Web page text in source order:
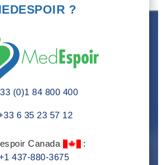
?
(0)1 84 800 400
6 35 23 57 12
Canada
:
437-880-3675